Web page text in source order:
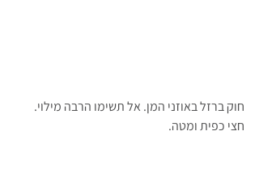
חוק ברזל באוזני המן. אל תשימו הרבה מילוי.
חצי כפית ומטה.